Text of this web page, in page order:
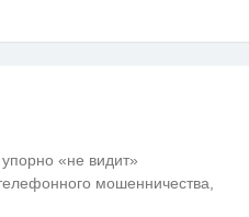
«не видит»
мошенничества,